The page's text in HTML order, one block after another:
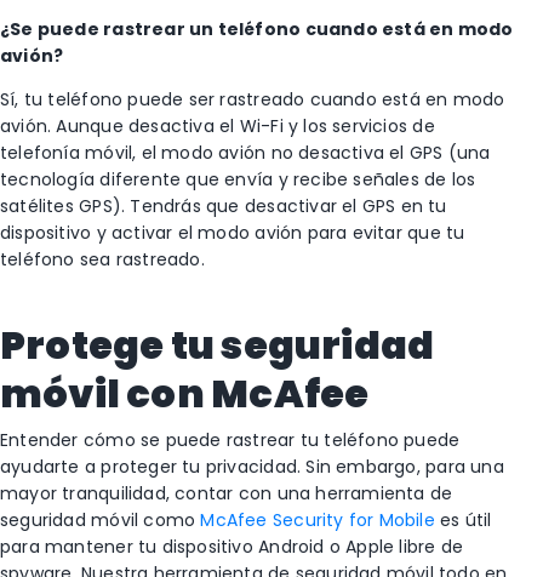
¿Se puede rastrear un teléfono cuando está en modo
avión?
Sí, tu teléfono puede ser rastreado cuando está en modo
avión. Aunque desactiva el Wi-Fi y los servicios de
telefonía móvil, el modo avión no desactiva el GPS (una
tecnología diferente que envía y recibe señales de los
satélites GPS). Tendrás que desactivar el GPS en tu
dispositivo y activar el modo avión para evitar que tu
teléfono sea rastreado.
Protege tu seguridad
móvil con McAfee
Entender cómo se puede rastrear tu teléfono puede
ayudarte a proteger tu privacidad. Sin embargo, para una
mayor tranquilidad, contar con una herramienta de
seguridad móvil comoMcAfee Security for Mobile es útil
para mantener tu dispositivo Android o Apple libre de